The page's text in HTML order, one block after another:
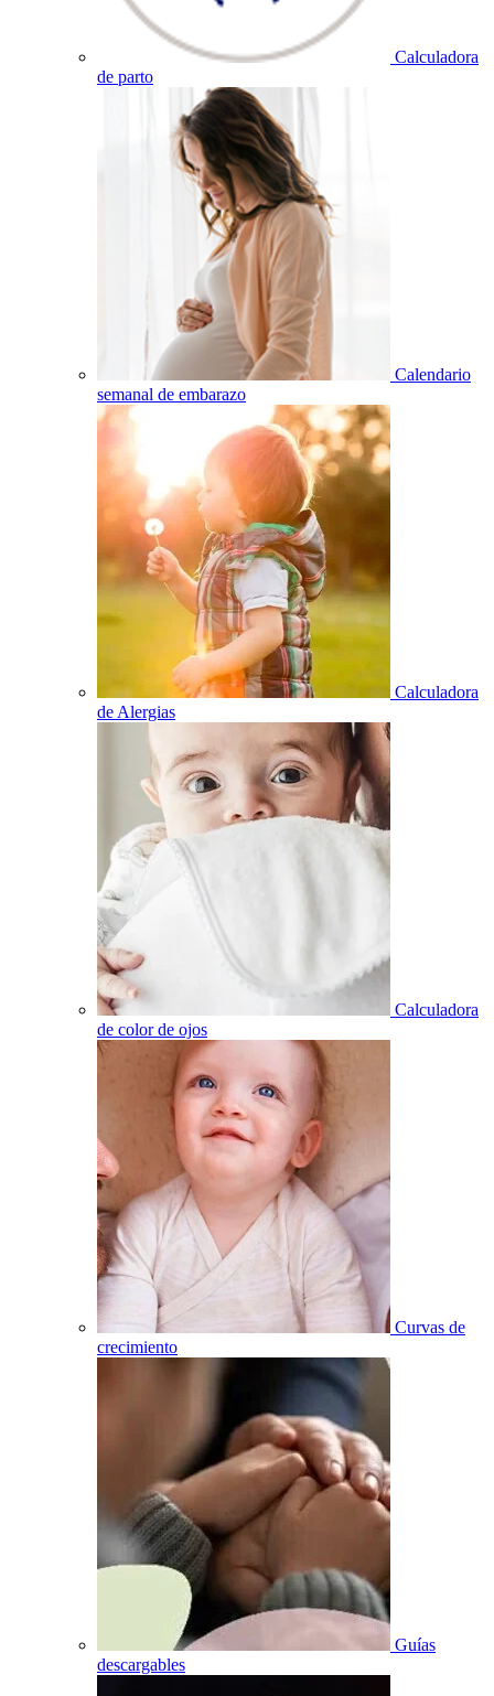
Calculadora
de parto
Calendario
semanal de embarazo
Calculadora
de Alergias
Calculadora
de color de ojos
Curvas de
crecimiento
Guías
descargables